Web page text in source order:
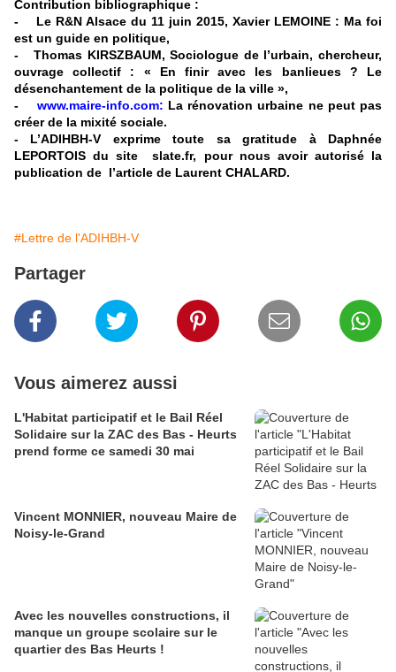
Contribution bibliographique :
- Le R&N Alsace du 11 juin 2015, Xavier LEMOINE : Ma foi
est un guide en politique,
- Thomas KIRSZBAUM, Sociologue de l’urbain, chercheur,
ouvrage collectif : « En finir avec les banlieues ? Le
désenchantement de la politique de la ville »,
- www.maire-info.com: La rénovation urbaine ne peut pas
créer de la mixité sociale.
- L’ADIHBH-V exprime toute sa gratitude à Daphnée
LEPORTOIS du site slate.fr, pour nous avoir autorisé la
publication de l’article de Laurent CHALARD.
#Lettre de l'ADIHBH-V
Partager
Vous aimerez aussi
L'Habitat participatif et le Bail Réel
Solidaire sur la ZAC des Bas - Heurts
prend forme ce samedi 30 mai
Vincent MONNIER, nouveau Maire de
Noisy-le-Grand
Avec les nouvelles constructions, il
manque un groupe scolaire sur le
quartier des Bas Heurts !